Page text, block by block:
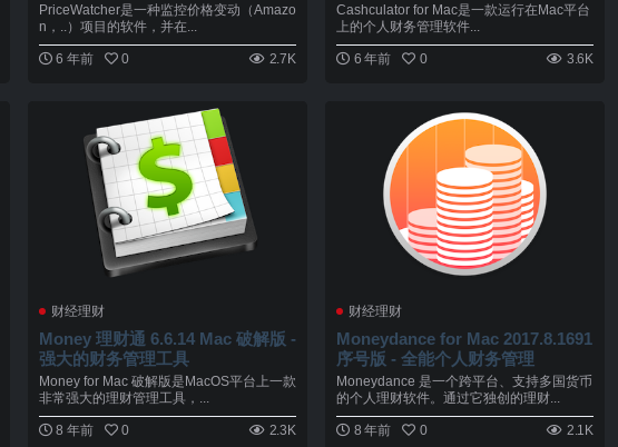
PriceWatcher是一种监控价格变动（Amazo
n，..）项目的软件，并在...
6 年前 0 2.7K
Cashculator for Mac是一款运行在Mac平台
上的个人财务管理软件...
6 年前 0 3.6K
财经理财
Money 理财通 6.6.14 Mac 破解版 -
强大的财务管理工具
Money for Mac 破解版是MacOS平台上一款
非常强大的理财管理工具，...
8 年前 0 2.3K
财经理财
Moneydance for Mac 2017.8.1691
序号版 - 全能个人财务管理
Moneydance 是一个跨平台、支持多国货币
的个人理财软件。通过它独创的理财...
8 年前 0 2.1K